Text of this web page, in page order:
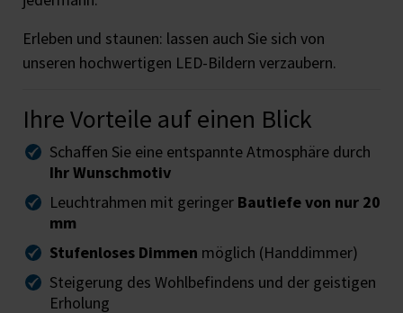
Erleben und staunen: lassen auch Sie sich von
unseren hochwertigen LED-Bildern verzaubern.
Ihre Vorteile auf einen Blick
Schaffen Sie eine entspannte Atmosphäre durch
Ihr Wunschmotiv
Leuchtrahmen mit geringer Bautiefe von nur 20
mm
Stufenloses Dimmen möglich (Handdimmer)
Steigerung des Wohlbefindens und der geistigen
Erholung